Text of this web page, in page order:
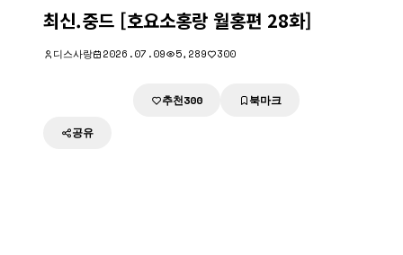
최신.중드 [호요소홍랑 월홍편 28화]
디스사랑 2026.07.09 5,289 300
추천300 북마크
공유